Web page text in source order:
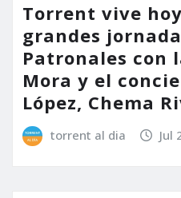
Torrent vive
grandes
Patronales con
Mora y el
López, Chema
torrent al dia Jul